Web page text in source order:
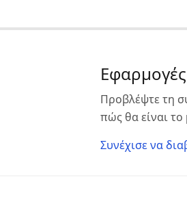
Προβλέψτε τη
πώς θα είναι
Συνέχισε να